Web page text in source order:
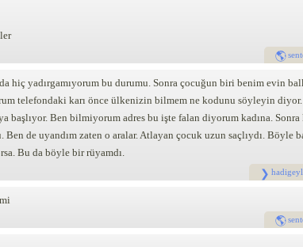
yadırgamıyorum bu durumu. Sonra çocuğun biri benim evin
telefondaki karı önce ülkenizin bilmem ne kodunu söyleyin diyor.
Ben bilmiyorum adres bu işte falan diyorum kadına. Sonra
de uyandım zaten o aralar. Atlayan çocuk uzun saçlıydı. Böyle
Bu da böyle bir rüyamdı.